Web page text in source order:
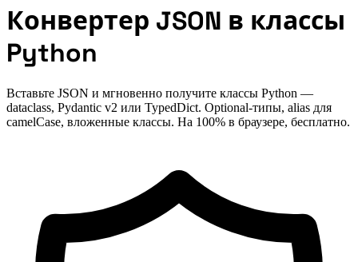
Конвертер JSON в классы
Python
Вставьте JSON и мгновенно получите классы Python —
dataclass, Pydantic v2 или TypedDict. Optional-типы, alias для
camelCase, вложенные классы. На 100% в браузере, бесплатно.